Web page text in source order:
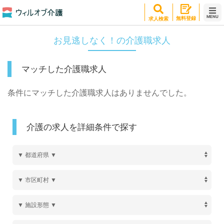
求人検索 無料登録 MENU
お見逃しなく！の介護職求人
マッチした介護職求人
条件にマッチした介護職求人はありませんでした。
介護の求人を詳細条件で探す